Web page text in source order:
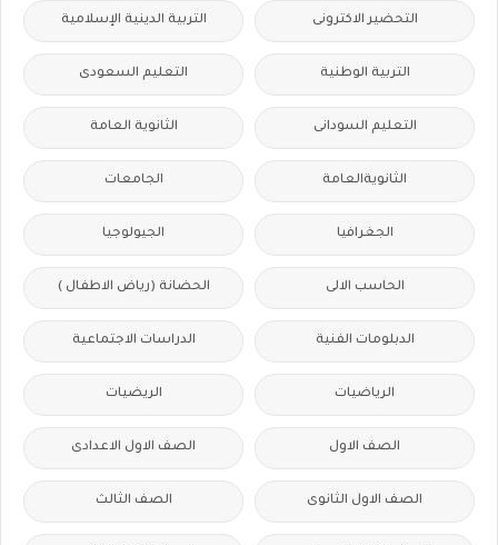
التحضير الاكترونى التربية الدينية الإسلامية
التربية الوطنية التعليم السعودى
التعليم السودانى الثانوية العامة
الثانويةالعامة الجامعات
الجغرافيا الجيولوجيا
الحاسب الالى الحضانة (رياض الاطفال )
الدبلومات الفنية الدراسات الاجتماعية
الرياضيات الريضيات
الصف الاول الصف الاول الاعدادى
الصف الاول الثانوى الصف الثالث